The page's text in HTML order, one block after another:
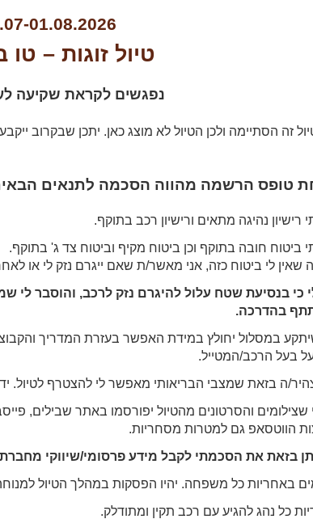
01.08.2026
טיול זוגות –
נפגשים לקראת שקיעה
זה הסתיימה ולכן הטיול לא מוצג כאן. יתכן שבקרוב
טופס הרשמה מהווה הסכמה לתנאים
רישיון נהיגה מתאים ורישיון רכב בתוקף.
ביטוח חובה בתוקף וכן ביטוח מקיף וביטוח צד ג' בתוקף.
שאין לי ביטוח כזה, אני מאשר/ת שאם ייגרם נזק לי או
כי בנסיעת שטח עלול להיגרם נזק לרכב, והוסבר
בהדרכה.
במסלול יחולץ במידת האפשר בעזרת המדריך
בעל הרכב/המטייל.
ה בזאת שמצבי הבריאותי מאפשר לי להצטרף לטיול.
שצילומים והסרטונים מהטיול יפורסמו באתר שבילים,
הווטסאפ גם למטרות מסחריות.
בזאת את הסכמתי לקבל מידע פרסומי/שיווקי
באחריות כל משפחה. יהיו הפסקות במהלך הטיול
כל נהג להגיע עם רכב תקין ומתודלק.